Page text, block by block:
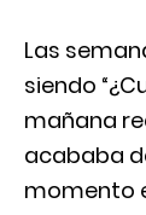
Las
siendo
mañana
acababa
momento